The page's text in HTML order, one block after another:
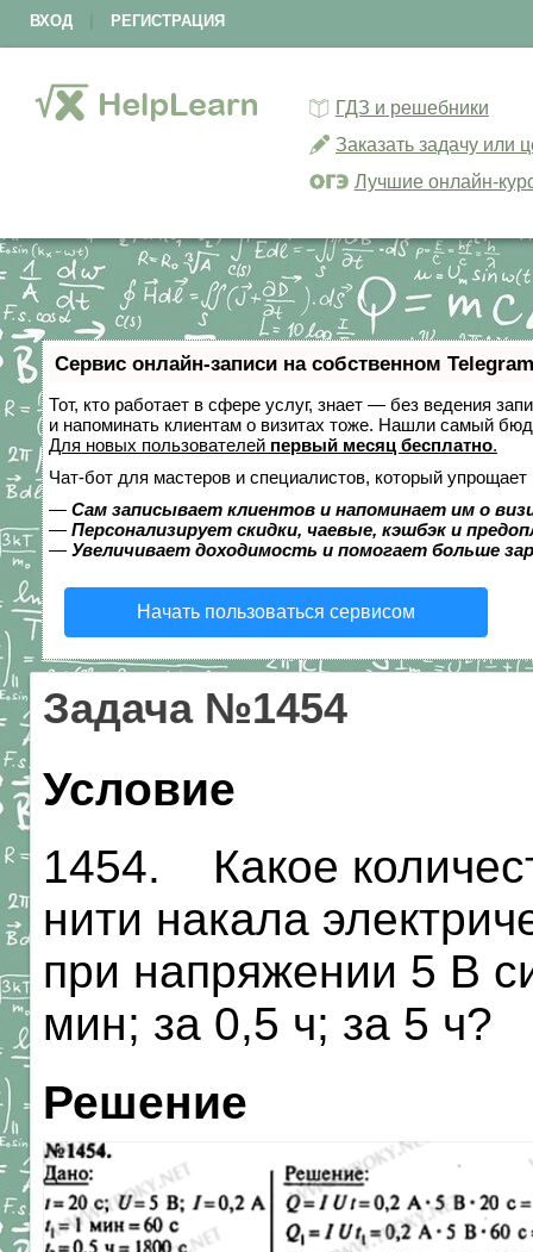
ВХОД РЕГИСТРАЦИЯ
ГДЗ и решебники
Заказать задачу или
Лучшие онлайн-
Сервис онлайн-записи на собственном
Тот, кто работает в сфере услуг, знает — без ведения
и напоминать клиентам о визитах тоже. Нашли самый
Для новых пользователей первый месяц бесплатно.
Чат-бот для мастеров и специалистов, который упрощает
— Сам записывает клиентов и напоминает им о
— Персонализирует скидки, чаевые, кэшбэк и
— Увеличивает доходимость и помогает больше
Начать пользоваться сервисом
Задача №1454
Условие
1454. Какое
нити накала
при напряжении 5 В
мин; за 0,5 ч; за 5 ч?
Решение